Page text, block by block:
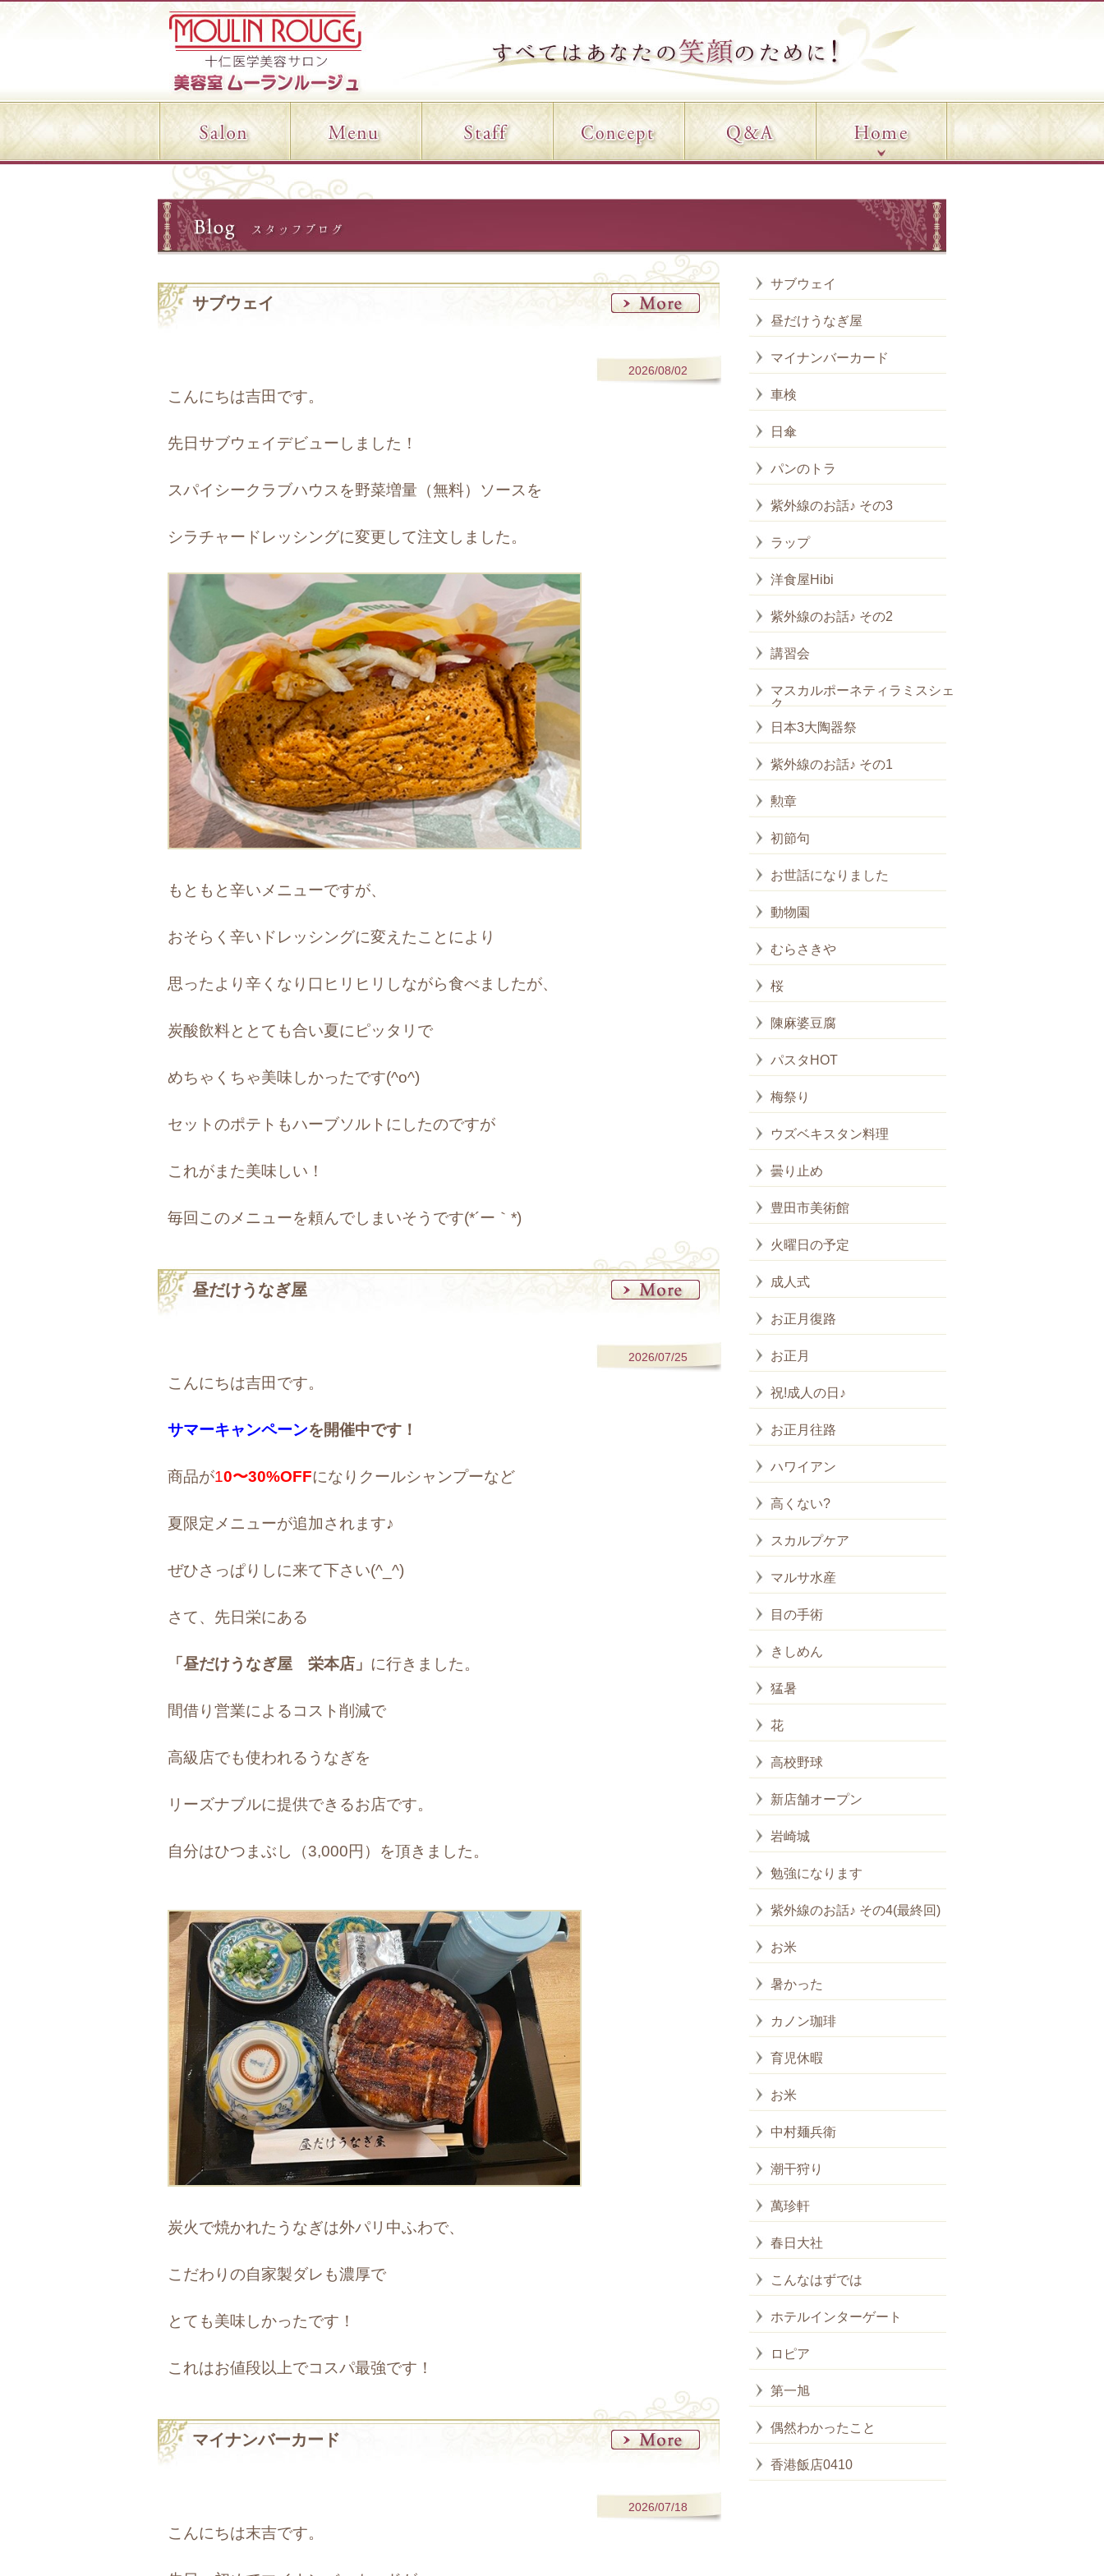
サブウェイ
2026/08/02
こんにちは吉田です。
先日サブウェイデビューしました！
スパイシークラブハウスを野菜増量（無料）ソースを
シラチャードレッシングに変更して注文しました。
もともと辛いメニューですが、
おそらく辛いドレッシングに変えたことにより
思ったより辛くなり口ヒリヒリしながら食べましたが、
炭酸飲料ととても合い夏にピッタリで
めちゃくちゃ美味しかったです(^o^)
セットのポテトもハーブソルトにしたのですが
これがまた美味しい！
毎回このメニューを頼んでしまいそうです(*´ー｀*)
昼だけうなぎ屋
2026/07/25
こんにちは吉田です。
サマーキャンペーンを開催中です！
商品が10〜30%OFFになりクールシャンプーなど
夏限定メニューが追加されます♪
ぜひさっぱりしに来て下さい(^_^)
さて、先日栄にある
「昼だけうなぎ屋 栄本店」 に行きました。
間借り営業によるコスト削減で
高級店でも使われるうなぎを
リーズナブルに提供できるお店です。
自分はひつまぶし（3,000円）を頂きました。
炭火で焼かれたうなぎは外パリ中ふわで、
こだわりの自家製ダレも濃厚で
とても美味しかったです！
これはお値段以上でコスパ最強です！
マイナンバーカード
2026/07/18
こんにちは末吉です。
サブウェイ
昼だけうなぎ屋
マイナンバーカード
車検
日傘
パンのトラ
紫外線のお話♪ その3
ラップ
洋食屋Hibi
紫外線のお話♪ その2
講習会
マスカルポーネティラミスシェイ
ク
日本3大陶器祭
紫外線のお話♪ その1
勲章
初節句
お世話になりました
動物園
むらさきや
桜
陳麻婆豆腐
パスタHOT
梅祭り
ウズベキスタン料理
曇り止め
豊田市美術館
火曜日の予定
成人式
お正月復路
お正月
祝!成人の日♪
お正月往路
ハワイアン
高くない?
スカルプケア
マルサ水産
目の手術
きしめん
猛暑
花
高校野球
新店舗オープン
岩崎城
勉強になります
紫外線のお話♪ その4(最終回)
お米
暑かった
カノン珈琲
育児休暇
お米
中村麺兵衛
潮干狩り
萬珍軒
春日大社
こんなはずでは
ホテルインターゲート
ロピア
第一旭
偶然わかったこと
香港飯店0410